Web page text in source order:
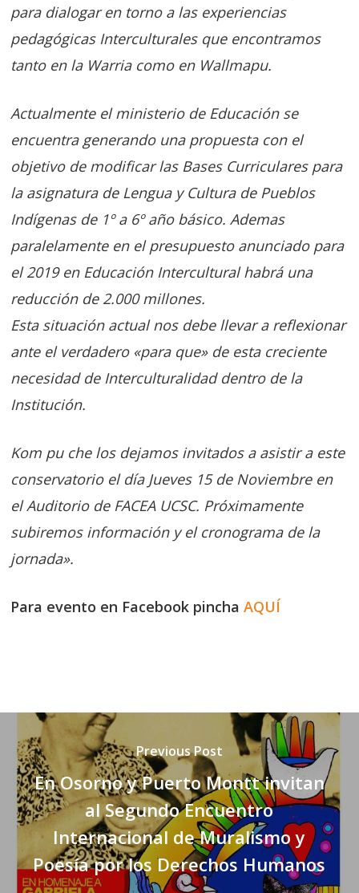
para dialogar en torno a las experiencias
pedagógicas Interculturales que encontramos
tanto en la Warria como en Wallmapu.
Actualmente el ministerio de Educación se
encuentra generando una propuesta con el
objetivo de modificar las Bases Curriculares para
la asignatura de Lengua y Cultura de Pueblos
Indígenas de 1º a 6º año básico. Ademas
paralelamente en el presupuesto anunciado para
el 2019 en Educación Intercultural habrá una
reducción de 2.000 millones.
Esta situación actual nos debe llevar a reflexionar
ante el verdadero «para que» de esta creciente
necesidad de Interculturalidad dentro de la
Institución.
Kom pu che los dejamos invitados a asistir a este
conservatorio el día Jueves 15 de Noviembre en
el Auditorio de FACEA UCSC. Próximamente
subiremos información y el cronograma de la
jornada».
Para evento en Facebook pinchaAQUÍ
Previous Post
En Osorno y Puerto Montt invitan
al Segundo Encuentro
Internacional de Muralismo y
Poesía por los Derechos Humanos